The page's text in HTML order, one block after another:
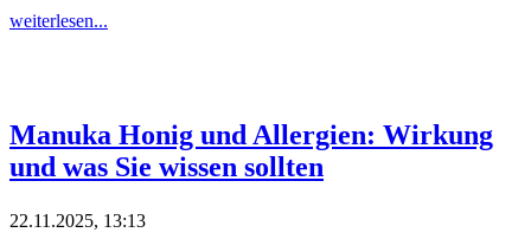
weiterlesen...
Manuka Honig und Allergien: Wirkung
und was Sie wissen sollten
22.11.2025, 13:13